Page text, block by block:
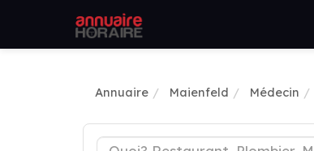
Annuaire Maienfeld Médecin